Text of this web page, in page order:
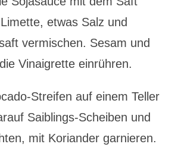
etwas Salz und
vermischen. Sesam und
Vinaigrette einrühren.
Streifen auf einem Teller
Saiblings-Scheiben und
mit Koriander garnieren.